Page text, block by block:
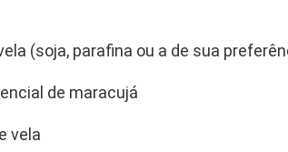
(soja, parafina ou a de sua
de maracujá
vela